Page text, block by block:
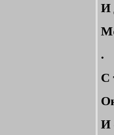
И
.
С
И